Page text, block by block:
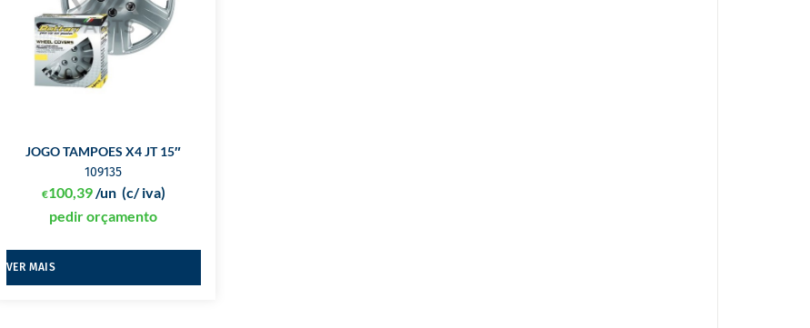
JOGO TAMPOES X4 JT 15″
109135
€100,39 (c/ iva)
/un
pedir orçamento
VER MAIS